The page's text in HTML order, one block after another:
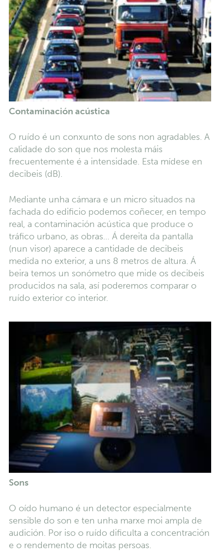
Contaminación acústica
O ruído é un conxunto de sons non agradables. A
calidade do son que nos molesta máis
frecuentemente é a intensidade. Esta mídese en
decibeis (dB).
Mediante unha cámara e un micro situados na
fachada do edificio podemos coñecer, en tempo
real, a contaminación acústica que produce o
tráfico urbano, as obras… Á dereita da pantalla
(nun visor) aparece a cantidade de decibeis
medida no exterior, a uns 8 metros de altura. Á
beira temos un sonómetro que mide os decibeis
producidos na sala, así poderemos comparar o
ruído exterior co interior.
Sons
O oído humano é un detector especialmente
sensible do son e ten unha marxe moi ampla de
audición. Por iso o ruído dificulta a concentración
e o rendemento de moitas persoas.